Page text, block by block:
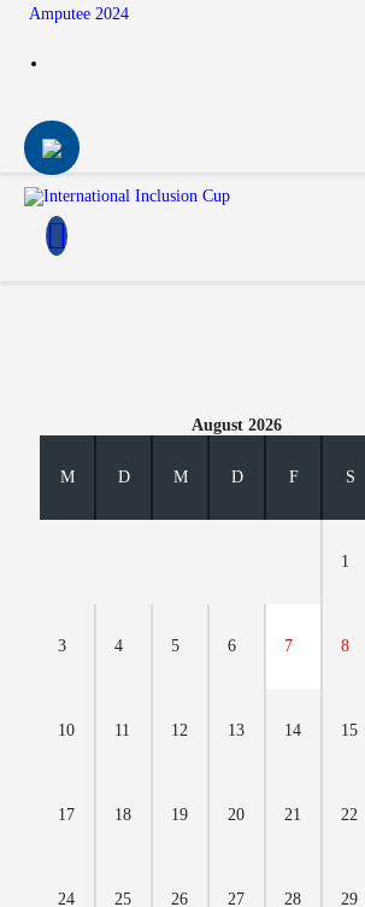
Amputee 2024
August 2026
M D M D F S
1
3 4 5 6 7 8
10 11 12 13 14 15
17 18 19 20 21 22
24 25 26 27 28 29